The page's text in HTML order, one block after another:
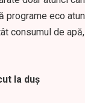
programe eco
consumul de
la duș